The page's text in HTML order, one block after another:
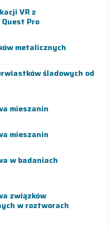
VR z
Pro
metalicznych
śladowych od
mieszanin
mieszanin
w badaniach
związków
w roztworach